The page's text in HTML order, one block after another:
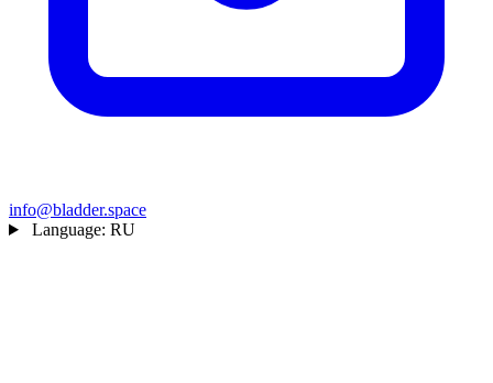
info@bladder.space
Language: RU